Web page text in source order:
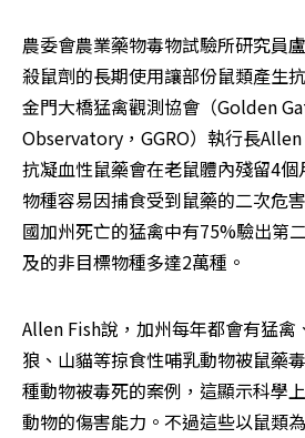
農委會農業藥物毒物試驗所研究員
殺鼠劑的長期使用讓部份鼠類產生
金門大橋猛禽觀測協會（Golden
Observatory，GGRO）執行長
抗凝血性鼠藥會在老鼠體內殘留4
物種容易因捕食受到鼠藥的二次危
國加州死亡的猛禽中有75%驗出第
及的非目標物種多達2萬種。
Allen Fish說，加州每年都會有猛禽
狼、山貓等掠食性哺乳動物被鼠藥
種動物被毒死的案例，這顯示科學
動物的傷害能力。不過這些以鼠類